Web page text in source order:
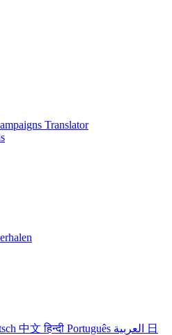
Translator
中文हिन्दी Português
日